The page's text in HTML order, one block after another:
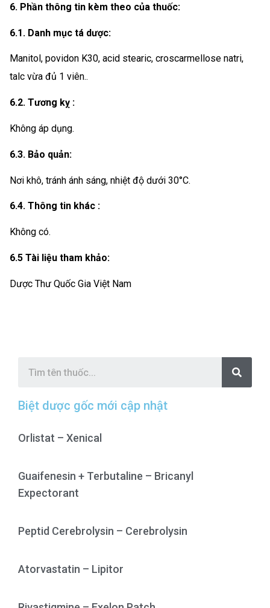
6. Phần thông tin kèm theo của thuốc:
6.1. Danh mục tá dược:
Manitol, povidon K30, acid stearic, croscarmellose natri,
talc vừa đủ 1 viên..
6.2. Tương kỵ :
Không áp dụng.
6.3. Bảo quản:
Nơi khô, tránh ánh sáng, nhiệt độ dưới 30°C.
6.4. Thông tin khác :
Không có.
6.5 Tài liệu tham khảo:
Dược Thư Quốc Gia Việt Nam
a
r
Biệt dược gốc mới cập nhật
Orlistat – Xenical
Guaifenesin + Terbutaline – Bricanyl
Expectorant
Peptid Cerebrolysin – Cerebrolysin
Atorvastatin – Lipitor